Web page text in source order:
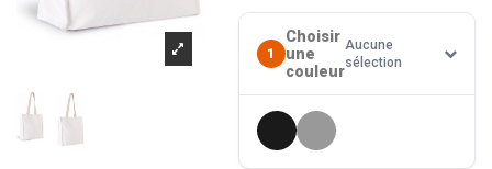
1
Choisir
une
couleur
Aucune
sélection